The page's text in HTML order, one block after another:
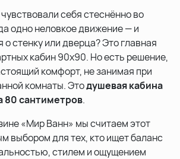
себя стеснённо во
одно неловкое движение — и
о стенку или дверца? Это главная
кабин 90х90. Но есть решение,
комфорт, не занимая при
комнаты. Этодушевая кабина
80 сантиметров.
«Мир Ванн» мы считаем этот
выбором для тех, кто ищет баланс
стилем и ощущением